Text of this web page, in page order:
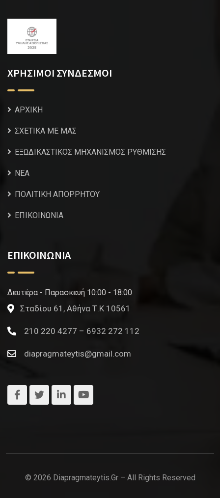
ΧΡΗΣΙΜΟΙ ΣΥΝΔΕΣΜΟΙ
ΑΡΧΙΚΗ
ΣΧΕΤΙΚΑ ΜΕ ΜΑΣ
ΕΞΩΔΙΚΑΣΤΙΚΟΣ ΜΗΧΑΝΙΣΜΟΣ ΡΥΘΜΙΣΗΣ
NEA
ΠΟΛΙΤΙΚΗ ΑΠΟΡΡΗΤΟΥ
ΕΠΙΚΟΙΝΩΝΙΑ
ΕΠΙΚΟΙΝΩΝΙΑ
Δευτέρα - Παρασκευή 10:00 - 18:00
Σταδίου 61, Αθήνα Τ.Κ 10561
210 220 4277 – 6932 272 112
diapragmateytis@gmail.com
© 2026 Diapragmateytis.gr – All Rights Reserved